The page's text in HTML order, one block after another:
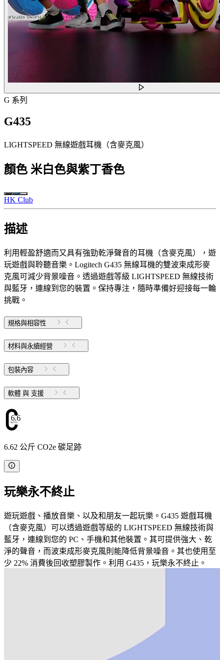
G 系列
G435
LIGHTSPEED 無線遊戲耳機（含麥克風）
顏色 米白色與紫丁香色
HK Club
描述
利用輕盈舒適而又具有強勁乾淨聲音的耳機（含麥克風），遊
玩遊戲與聆聽音樂。Logitech G435 無線耳機的雙波束成形麥
克風可減少背景噪音。透過遊戲等級 LIGHTSPEED 無線技術
與藍牙，連線到您的裝置。保持專注，隨時準備好迎接每一輪
挑戰。
規格與相容性
材料與永續經營
包裝內容
軟體 與 支援
6.62
6.62 公斤 CO2e 碳足跡
玩樂永不終止
遊玩遊戲、播放音樂、以及和朋友一起玩樂。G435 遊戲耳機
（含麥克風）可以透過遊戲等級的 LIGHTSPEED 無線技術與
藍牙，連線到您的 PC、手機和其他裝置。其可提供強大、乾
淨的聲音，而波束成形麥克風則能降低背景噪音。其也使用至
少 22% 消費後回收塑膠製作。利用 G435，玩樂永不終止。